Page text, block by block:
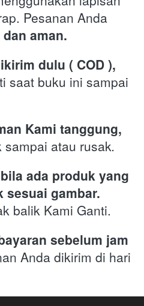
Pesanan Anda
aman.
dulu ( COD ),
saat buku ini sampai
Kami tanggung,
sampai atau rusak.
ada produk yang
sesuai gambar.
balik Kami Ganti.
sebelum jam
Anda dikirim di hari